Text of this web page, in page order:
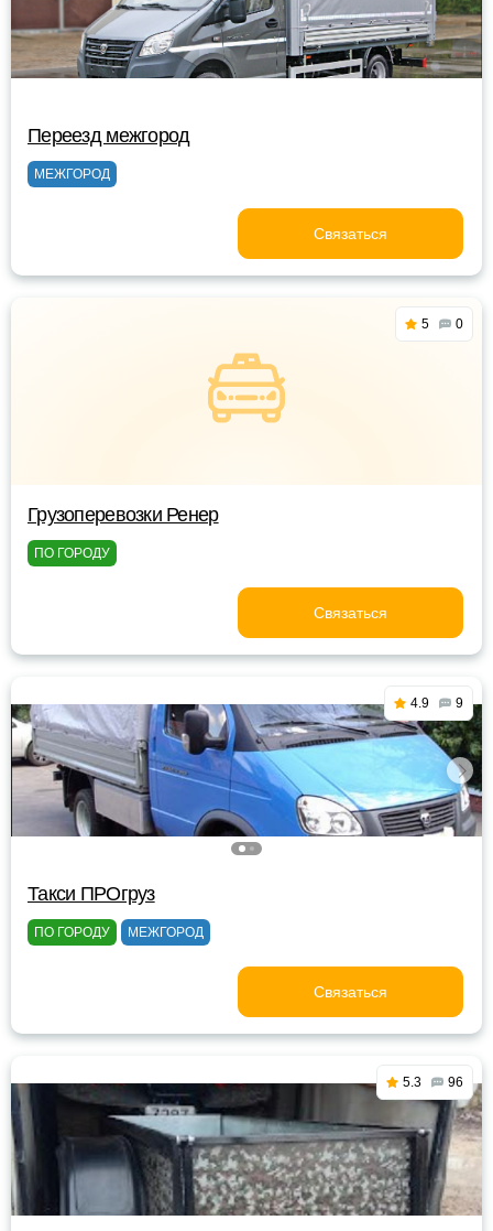
Переезд межгород
МЕЖГОРОД
Связаться
5 0
Грузоперевозки Ренер
ПО ГОРОДУ
Связаться
4.9 9
Такси ПРОгруз
ПО ГОРОДУ МЕЖГОРОД
Связаться
5.3 96